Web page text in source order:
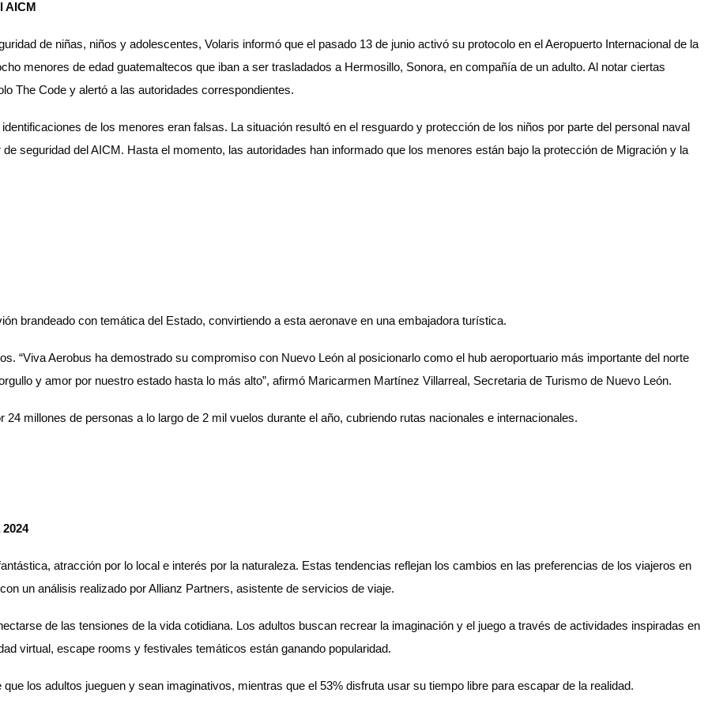
AICM
de niñas, niños y adolescentes, Volaris informó que el pasado 13 de junio activó su protocolo en el Aeropuerto Internacional de la
menores de edad guatemaltecos que iban a ser trasladados a Hermosillo, Sonora, en compañía de un adulto. Al notar ciertas
The Code y alertó a las autoridades correspondientes.
de los menores eran falsas. La situación resultó en el resguardo y protección de los niños por parte del personal naval
seguridad del AICM. Hasta el momento, las autoridades han informado que los menores están bajo la protección de Migración y la
brandeado con temática del Estado, convirtiendo a esta aeronave en una embajadora turística.
“Viva Aerobus ha demostrado su compromiso con Nuevo León al posicionarlo como el hub aeroportuario más importante del norte
y amor por nuestro estado hasta lo más alto”, afirmó Maricarmen Martínez Villarreal, Secretaria de Turismo de Nuevo León.
millones de personas a lo largo de 2 mil vuelos durante el año, cubriendo rutas nacionales e internacionales.
atracción por lo local e interés por la naturaleza. Estas tendencias reflejan los cambios en las preferencias de los viajeros en
un análisis realizado por Allianz Partners, asistente de servicios de viaje.
de las tensiones de la vida cotidiana. Los adultos buscan recrear la imaginación y el juego a través de actividades inspiradas en
virtual, escape rooms y festivales temáticos están ganando popularidad.
los adultos jueguen y sean imaginativos, mientras que el 53% disfruta usar su tiempo libre para escapar de la realidad.